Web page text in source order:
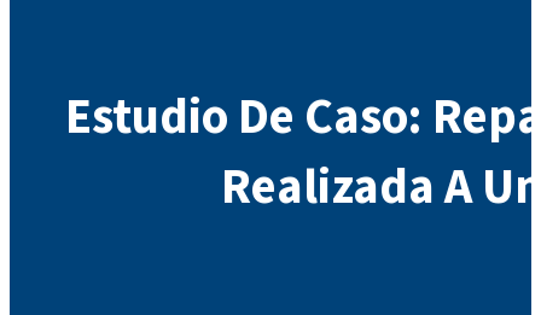
Estudio De Caso:
Realizada A